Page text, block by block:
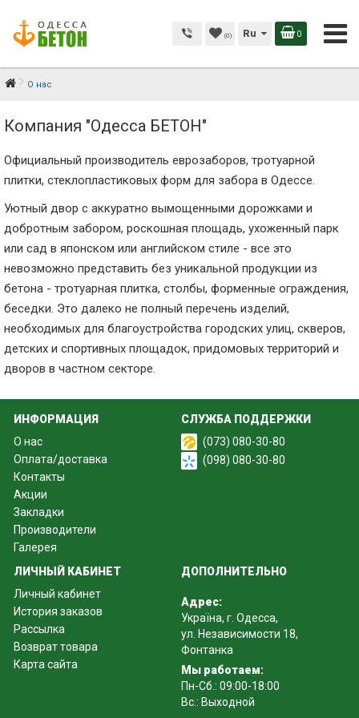
(0) Ru 0
О нас
Компания "Одесса БЕТОН"
Официальный производитель еврозаборов, тротуарной
плитки, стеклопластиковых форм для забора в Одессе.
Уютный двор с аккуратно вымощенными дорожками и
добротным забором, роскошная площадь, ухоженный парк
или сад в японском или английском стиле - все это
невозможно представить без уникальной продукции из
бетона - тротуарная плитка, столбы, форменные ограждения,
беседки. Это далеко не полный перечень изделий,
необходимых для благоустройства городских улиц, скверов,
детских и спортивных площадок, придомовых территорий и
дворов в частном секторе.
ИНФОРМАЦИЯ
О нас
Оплата/доставка
Контакты
Акции
Закладки
Производители
Галерея
СЛУЖБА ПОДДЕРЖКИ
(073) 080-30-80
(098) 080-30-80
ЛИЧНЫЙ КАБИНЕТ
Личный кабинет
История заказов
Рассылка
Возврат товара
Карта сайта
ДОПОЛНИТЕЛЬНО
Адрес:
Україна, г. Одесса,
ул. Независимости 18,
Фонтанка
Мы работаем:
Пн-Сб.: 09:00-18:00
Вс.: Выходной